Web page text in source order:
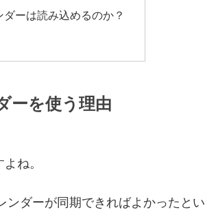
ーは読み込めるのか？
ーを使う理由
ね。
ダーが同期できればよかったと